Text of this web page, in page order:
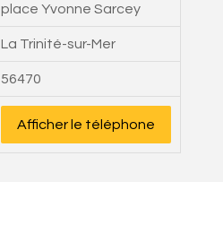
place Yvonne Sarcey
La Trinité-sur-Mer
56470
Afficher le téléphone